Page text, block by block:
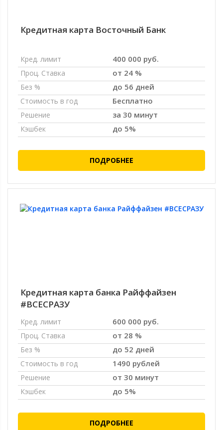
Кредитная карта Восточный Банк
Кред. лимит 400 000 руб.
Проц. Ставка от 24 %
Без % до 56 дней
Стоимость в год Бесплатно
Решение за 30 минут
Кэшбек до 5%
ПОДРОБНЕЕ
Кредитная карта банка Райффайзен
#ВСЕСРАЗУ
Кред. лимит 600 000 руб.
Проц. Ставка от 28 %
Без % до 52 дней
Стоимость в год 1490 рублей
Решение от 30 минут
Кэшбек до 5%
ПОДРОБНЕЕ